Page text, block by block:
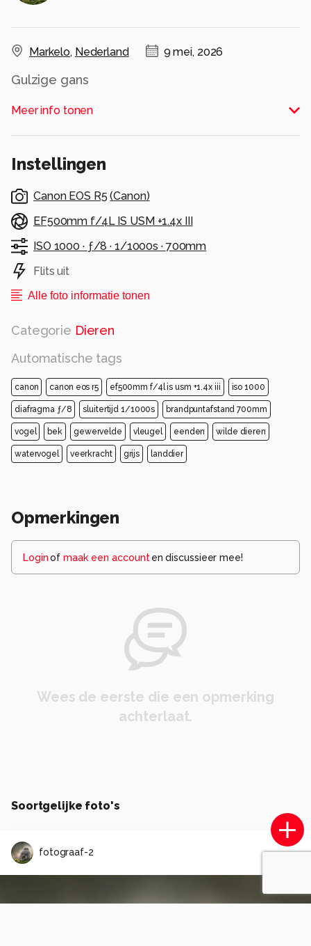
Markelo, Nederland 9 mei, 2026
Gulzige gans
Alle rechten voorbehouden
Meer info tonen
Instellingen
Canon EOS R5 (Canon)
EF500mm f/4L IS USM +1.4x III
ISO 1000 · ƒ/8 · 1/1000s · 700mm
Flits uit
Alle foto informatie tonen
Categorie Dieren
Automatische tags
canon canon eos r5 ef500mm f/4l is usm +1.4x iii iso 1000
diafragma ƒ/8 sluitertijd 1/1000s brandpuntafstand 700mm
vogel bek gewervelde vleugel eenden wilde dieren
watervogel veerkracht grijs landdier
Opmerkingen
Loginof maak een account en discussieer mee!
Wees de eerste die een opmerking
achterlaat.
Soortgelijke foto's
fotograaf-2